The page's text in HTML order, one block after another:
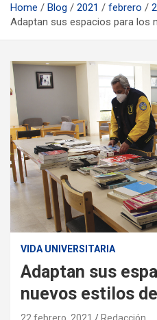
Home Blog 2021 febrero
Adaptan sus espacios para los
VIDA UNIVERSITARIA
Adaptan sus
nuevos estilos
22 febrero, 2021 Redacción